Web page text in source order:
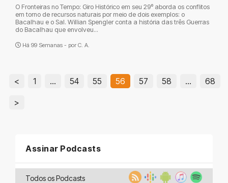
O Fronteiras no Tempo: Giro Histórico em seu 29º aborda os conflitos
em torno de recursos naturais por meio de dois exemplos: o
Bacalhau e o Sal. Willian Spengler conta a história das três Guerras
do Bacalhau que envolveu...
Há 99 Semanas - por C. A.
< 1 … 54 55 56 57 58 … 68
>
Assinar Podcasts
Todos os Podcasts